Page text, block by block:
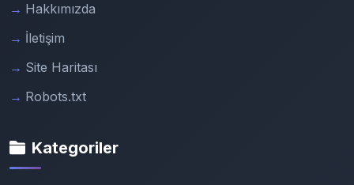
Hakkımızda
İletişim
Site Haritası
Robots.txt
Kategoriler